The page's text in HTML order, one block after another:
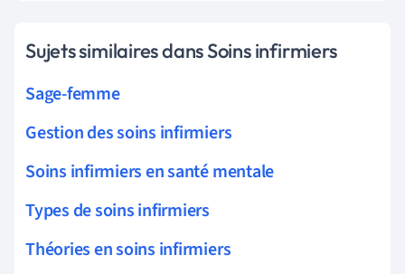
Sujets similaires dans Soins infirmiers
Sage-femme
Gestion des soins infirmiers
Soins infirmiers en santé mentale
Types de soins infirmiers
Théories en soins infirmiers